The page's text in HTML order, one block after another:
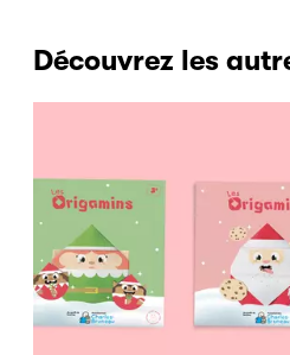
Découvrez les